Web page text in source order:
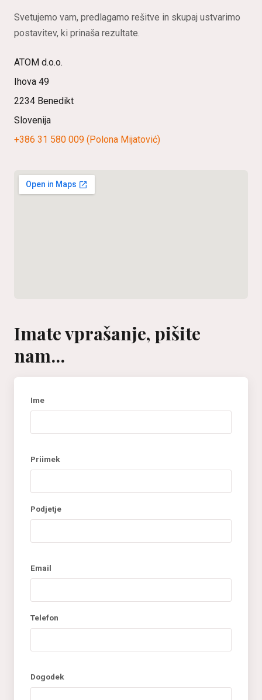
Svetujemo vam, predlagamo rešitve in skupaj ustvarimo
postavitev, ki prinaša rezultate.
ATOM d.o.o.
Ihova 49
2234 Benedikt
Slovenija
+386 31 580 009 (Polona Mijatović)
Imate vprašanje, pišite
nam...
Ime
Priimek
Podjetje
Email
Telefon
Dogodek